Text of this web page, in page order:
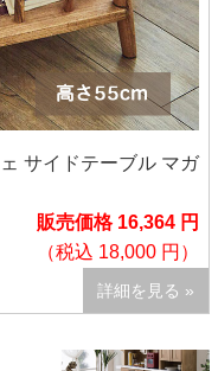
サイドテーブル マガ
販売価格 16,364 円
（税込 18,000 円）
詳細を見る »